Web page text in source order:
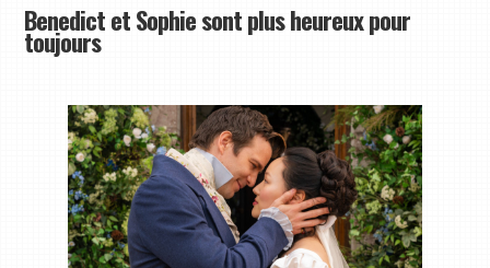
Benedict et Sophie sont plus heureux pour
toujours